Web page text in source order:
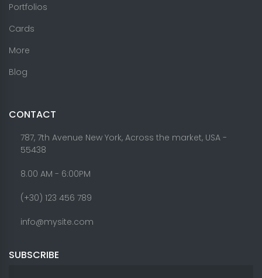
Portfolios
Cards
More
Blog
CONTACT
787, 7th Avenue New York, Across the market, USA -
55438
8.00 AM - 6:00PM
(+30) 123 456 789
info@mysite.com
SUBSCRIBE